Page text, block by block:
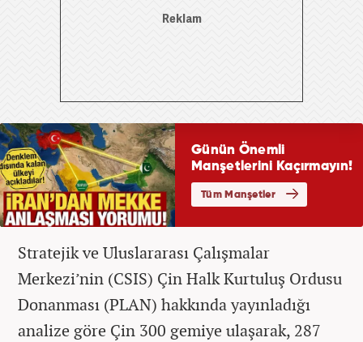
Stratejik ve Uluslararası Çalışmalar
Merkezi’nin (CSIS) Çin Halk Kurtuluş Ordusu
Donanması (PLAN) hakkında yayınladığı
analize göre Çin 300 gemiye ulaşarak, 287